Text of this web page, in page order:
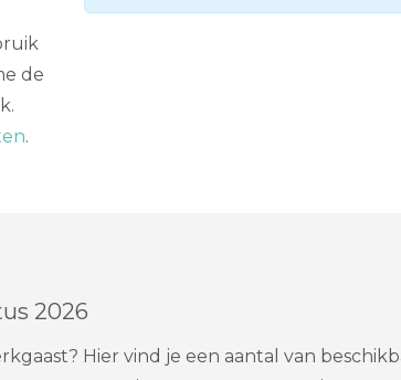
de
.
2026
Hier vind je een aantal van